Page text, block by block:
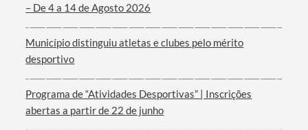
– De 4 a 14 de Agosto 2026
Município distinguiu atletas e clubes pelo mérito
desportivo
Programa de “Atividades Desportivas” | Inscrições
abertas a partir de 22 de junho